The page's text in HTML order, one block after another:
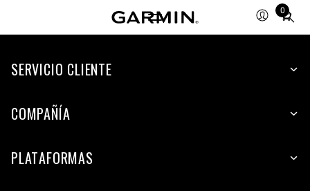
0
Total
items
cart:
SERVICIO CLIENTE
COMPAÑÍA
PLATAFORMAS